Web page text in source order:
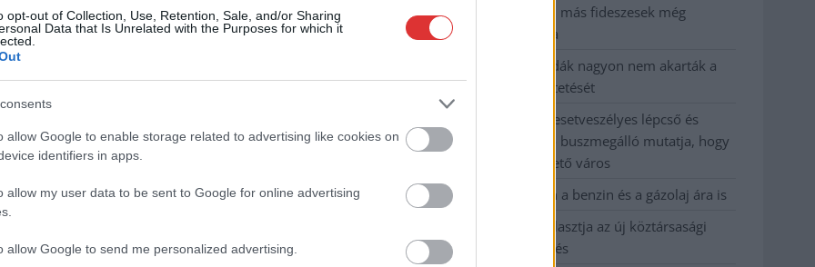
opt-out of Collection, Use, Retention, Sale, and/or Sharing
Data that Is Unrelated with the Purposes for which it
allow Google to enable storage related to advertising like cookies on
identifiers in apps.
allow my user data to be sent to Google for online advertising
allow Google to send me personalized advertising.
elkerülné a propagandát,
,belterület,egyesület, kezdeményezés, sámson lászló, Szolnok
Dupla siker: a Tisza-tó és a Tisza folyó is rekordot döntött
fizetéslevonást kapott, más fideszesek még
kevesebbet vittek haza
A Szolnok megyei gazdák nagyon nem akarták a
JÉGER további üzemeltetését
Csendélet 5.0: alig balesetveszélyes lépcső és
remek állapotban levő buszmegálló mutatja, hogy
Szolnok mennyire élhető város
Pénteken újra csökken a benzin és a gázolaj ára is
Napokon belül megválasztja az új köztársasági
elnököt az Országgyűlés